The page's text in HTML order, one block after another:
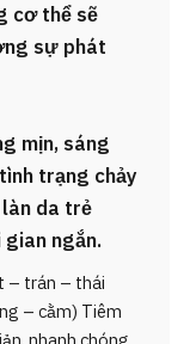
cơ thể sẽ
sự phát
mịn, sáng
trạng chảy
da trẻ
ngắn.
– trán – thái
– cằm) Tiêm